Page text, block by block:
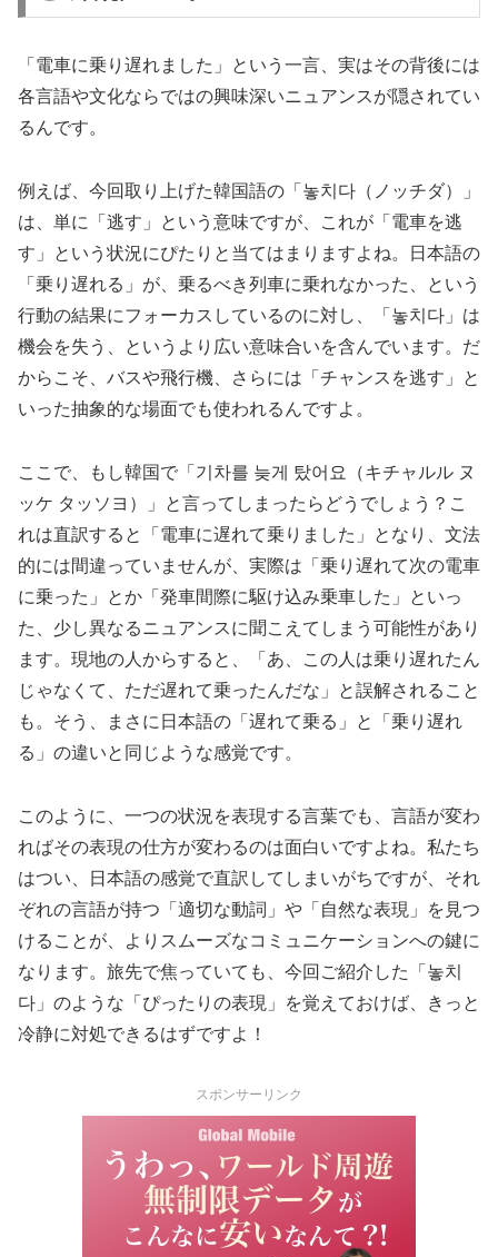
「電車に乗り遅れました」という一言、実はその背後には
各言語や文化ならではの興味深いニュアンスが隠されてい
るんです。
例えば、今回取り上げた韓国語の「놓치다（ノッチダ）」
は、単に「逃す」という意味ですが、これが「電車を逃
す」という状況にぴたりと当てはまりますよね。日本語の
「乗り遅れる」が、乗るべき列車に乗れなかった、という
行動の結果にフォーカスしているのに対し、「놓치다」は
機会を失う、というより広い意味合いを含んでいます。だ
からこそ、バスや飛行機、さらには「チャンスを逃す」と
いった抽象的な場面でも使われるんですよ。
ここで、もし韓国で「기차를 늦게 탔어요（キチャルル ヌ
ッケ タッソヨ）」と言ってしまったらどうでしょう？こ
れは直訳すると「電車に遅れて乗りました」となり、文法
的には間違っていませんが、実際は「乗り遅れて次の電車
に乗った」とか「発車間際に駆け込み乗車した」といっ
た、少し異なるニュアンスに聞こえてしまう可能性があり
ます。現地の人からすると、「あ、この人は乗り遅れたん
じゃなくて、ただ遅れて乗ったんだな」と誤解されること
も。そう、まさに日本語の「遅れて乗る」と「乗り遅れ
る」の違いと同じような感覚です。
このように、一つの状況を表現する言葉でも、言語が変わ
ればその表現の仕方が変わるのは面白いですよね。私たち
はつい、日本語の感覚で直訳してしまいがちですが、それ
ぞれの言語が持つ「適切な動詞」や「自然な表現」を見つ
けることが、よりスムーズなコミュニケーションへの鍵に
なります。旅先で焦っていても、今回ご紹介した「놓치
다」のような「ぴったりの表現」を覚えておけば、きっと
冷静に対処できるはずですよ！
スポンサーリンク